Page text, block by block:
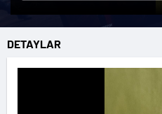
DETAYLAR